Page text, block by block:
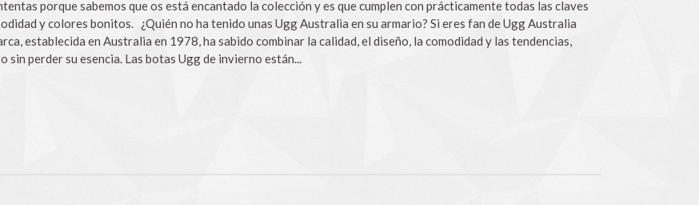
porque sabemos que os está encantado la colección y es que cumplen con prácticamente todas las claves
y colores bonitos. ¿Quién no ha tenido unas Ugg Australia en su armario? Si eres fan de Ugg Australia
establecida en Australia en 1978, ha sabido combinar la calidad, el diseño, la comodidad y las tendencias,
perder su esencia. Las botas Ugg de invierno están...